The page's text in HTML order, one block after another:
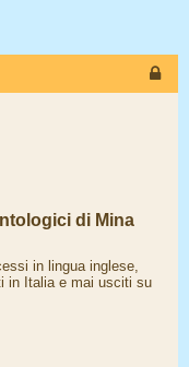
di Mina
in lingua inglese,
in Italia e mai usciti su